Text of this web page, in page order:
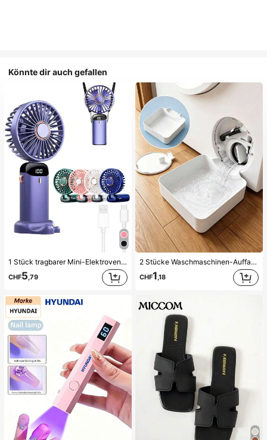
Könnte dir auch gefallen
1 Stück tragbarer Mini-Elektroventilator, tragbarer USB-aufladbarer Ventilator, Nackenventilator, USB-Ventilator, 5 Geschwindigkeitsstufen, mit digitaler Anzeige und Trageschlaufe, tragbarer Ventilator, Turbo-Ventilator, Make-up-Ventilator für Frauen, geeignet für Büroschreibtisch, Studentenwohnheim, 800mAh, Reisen
CHF5,79
2 Stücke Waschmaschinen-Auffangwanne Tropfschale, wasserdichte Bodenschutzmatte für Waschraum, Anti-Überlauf Anti-Leckage Schale, langanhaltend Waschmaschinen-Zubehör, Reinigungsmittel für Waschbereich & Hausorganisation
CHF1,18